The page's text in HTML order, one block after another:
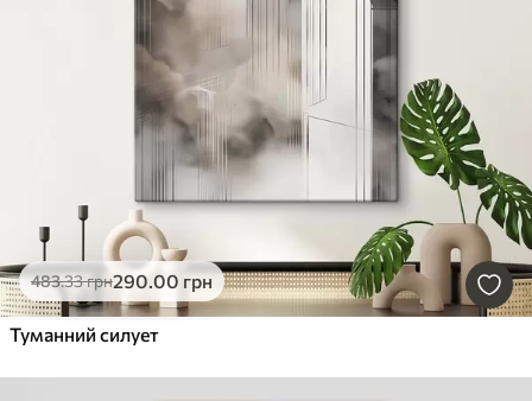
483.33грн290.00 грн
Туманний силует